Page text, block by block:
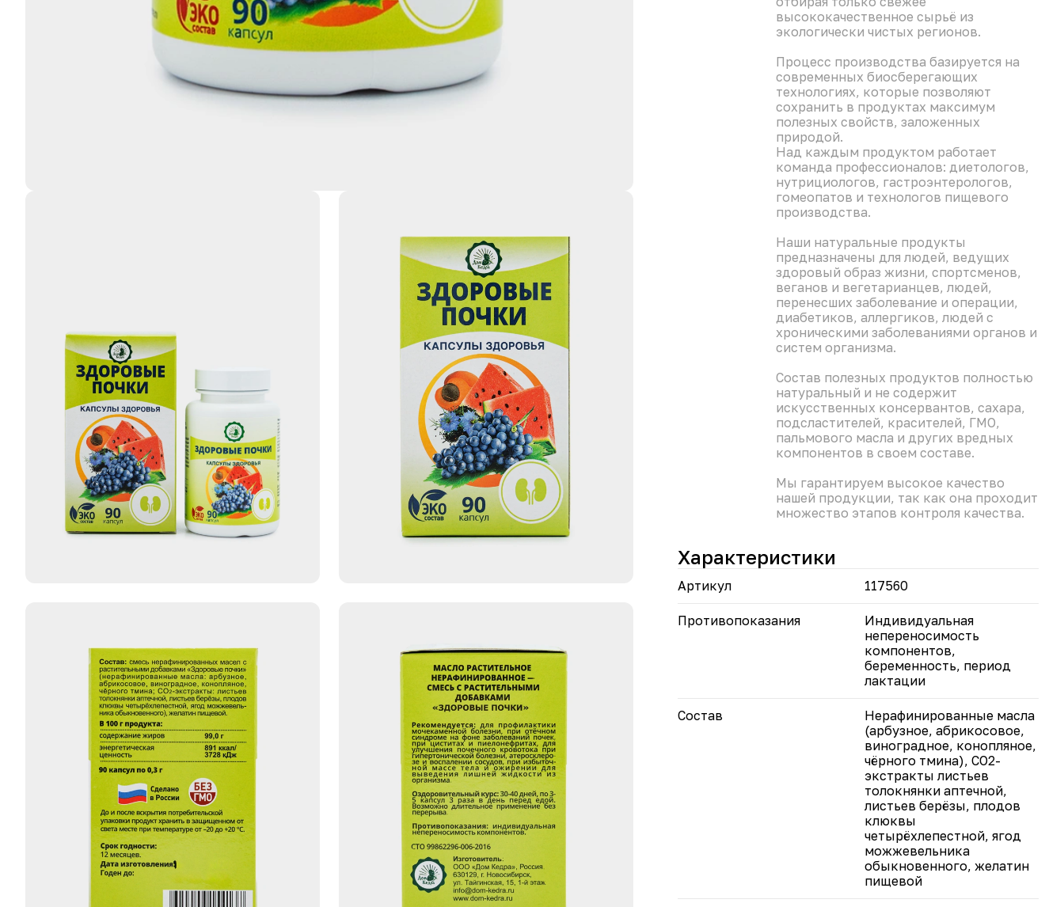
выраженность воспалительных процессов.
• Коррекция отёков и помощь в контроле веса: за счёт
устранения задержки жидкости в организме.
• Богатый питательный состав: источник Омега‑3,
витаминов A, E, D — для дополнительной поддержки
• В упаковке — 90 капсул, рассчитанных на
полноценный оздоровительный курс. Натуральный
состав позволяет применять продукт длительно, а для
устойчивого результата рекомендуется повторять курс
Не является лекарственным средством. Перед
применением проконсультируйтесь с врачом.
высококачественное сырьё из
экологически чистых регионов.
Процесс производства базируется на
современных биосберегающих
технологиях, которые позволяют
сохранить в продуктах максимум
полезных свойств, заложенных
природой.
Над каждым продуктом работает
команда профессионалов: диетологов,
нутрициологов, гастроэнтерологов,
гомеопатов и технологов пищевого
производства.
Наши натуральные продукты
предназначены для людей, ведущих
здоровый образ жизни, спортсменов,
веганов и вегетарианцев, людей,
перенесших заболевание и операции,
диабетиков, аллергиков, людей с
хроническими заболеваниями органов и
систем организма.
Состав полезных продуктов полностью
натуральный и не содержит
искусственных консервантов, сахара,
подсластителей, красителей, ГМО,
пальмового масла и других вредных
компонентов в своем составе.
Мы гарантируем высокое качество
нашей продукции, так как она проходит
множество этапов контроля качества.
Характеристики
Артикул 117560
Противопоказания
Индивидуальная
непереносимость
компонентов,
беременность, период
лактации
Состав
Нерафинированные масла
(арбузное, абрикосовое,
виноградное, конопляное,
чёрного тмина), СО2-
экстракты листьев
толокнянки аптечной,
листьев берёзы, плодов
клюквы
четырёхлепестной, ягод
можжевельника
обыкновенного, желатин
пищевой